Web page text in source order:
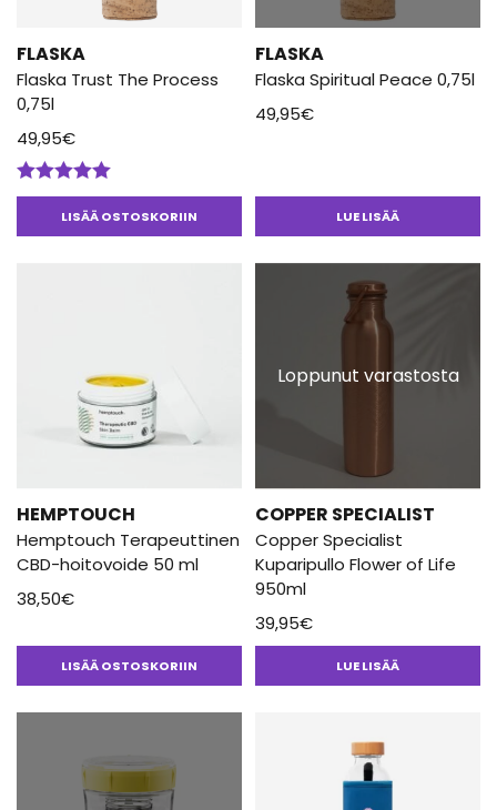
FLASKA
Flaska Trust The Process
0,75l
49,95€
Arvostelu
tuotteesta:LISÄÄ OSTOSKORIIN
FLASKA
Flaska Spiritual Peace 0,75l
49,95€
LUE LISÄÄ
HEMPTOUCH
Hemptouch Terapeuttinen
CBD-hoitovoide 50 ml
38,50€
LISÄÄ OSTOSKORIIN
Loppunut varastosta
COPPER SPECIALIST
Copper Specialist
Kuparipullo Flower of Life
950ml
39,95€
LUE LISÄÄ